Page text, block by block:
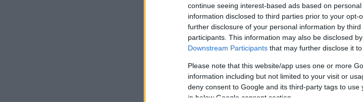
continue seeing interest-based ads based on
information disclosed to third parties prior to your opt-
further disclosure of your personal information by third
participants. This information may also be disclosed
Downstream Participants that may further disclose it
Please note that this website/app uses one or more
information including but not limited to your visit or
deny consent to Google and its third-party tags to
in below Google consent section.